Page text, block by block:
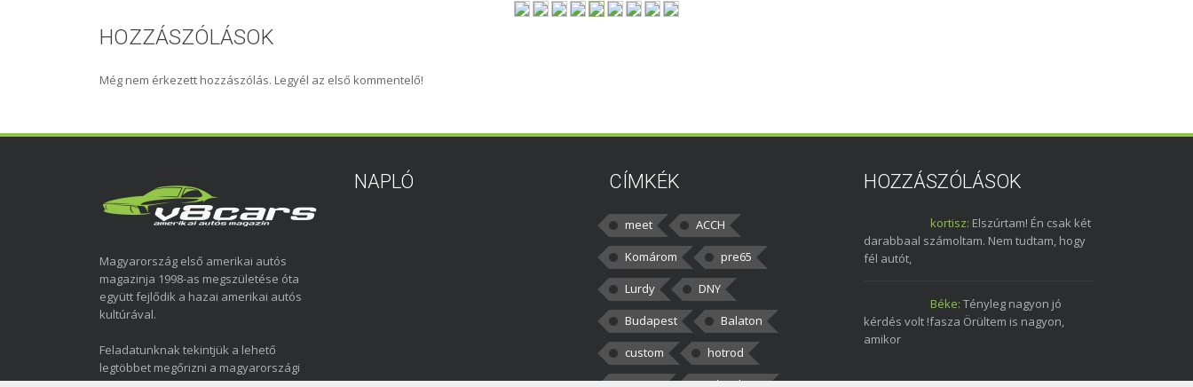
HOZZÁSZÓLÁSOK
Még nem érkezett hozzászólás. Legyél az első kommentelő!
Magyarország első amerikai autós
magazinja 1998-as megszületése óta
együtt fejlődik a hazai amerikai autós
kultúrával.
Feladatunknak tekintjük a lehető
legtöbbet megőrizni a magyarországi
NAPLÓ CÍMKÉK
meet
ACCH
Komárom
pre65
Lurdy
DNY
Budapest
Balaton
custom
hotrod
HOZZÁSZÓLÁSOK
kortisz: Elszúrtam! Én csak két
darabbaal számoltam. Nem tudtam, hogy
fél autót,
Béke: Tényleg nagyon jó
kérdés volt !fasza Örültem is nagyon,
amikor